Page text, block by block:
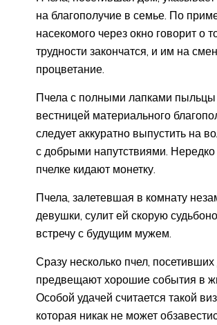
на благополучие в семье. По
насекомого через окно говорит о
трудности закончатся, и им на
процветание.
Пчела с полными лапками пыльцы
вестницей материального
следует аккуратно выпустить на
с добрыми напутствиями. Нередко
пчелке кидают монетку.
Пчела, залетевшая в комнату
девушки, сулит ей скорую
встречу с будущим мужем.
Сразу несколько пчел, посетивших
предвещают хорошие события в
Особой удачей считается такой
которая никак не может